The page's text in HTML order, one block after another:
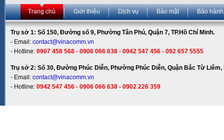
Trang chủ Giới thiệu Dịch vụ Bảo mật Bảo hành
Trụ sở 1: Số 150, Đường số 9, Phường Tân Phú, Quận 7, TP.Hồ Chí Minh.
- Email: contact@vinacomm.vn
- Hotline: 0967 458 568 - 0906 066 638 - 0942 547 456 - 092 657 5555
Trụ sở 2: Số 30, Đường Phúc Diễn, Phường Phúc Diễn, Quận Bắc Từ Liêm,
- Email: contact@vinacomm.vn
- Hotline: 0942 547 456 - 0906 066 638 - 0902 226 359